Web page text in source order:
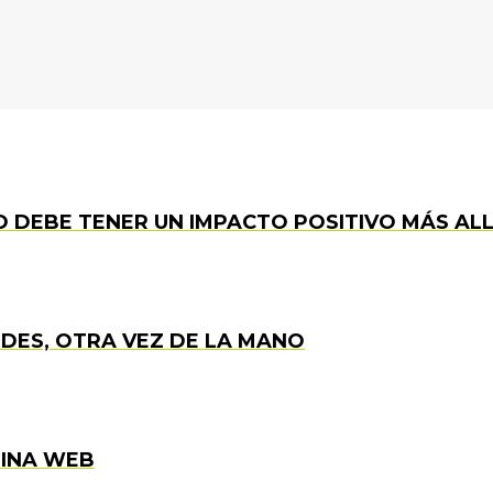
DEBE TENER UN IMPACTO POSITIVO MÁS
OTRA VEZ DE LA MANO
WEB